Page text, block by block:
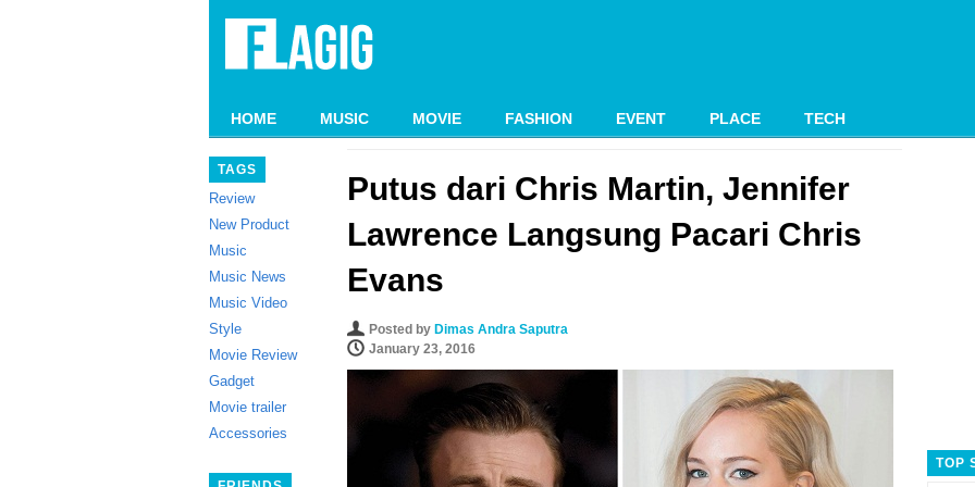
HOME MUSIC MOVIE FASHION EVENT PLACE TECH
TAGS
Review
New Product
Music
Music News
Music Video
Style
Movie Review
Gadget
Movie trailer
Accessories
Putus dari Chris Martin, Jennifer
Lawrence Langsung Pacari Chris
Evans
Posted by Dimas Andra Saputra
January 23, 2016
TOP